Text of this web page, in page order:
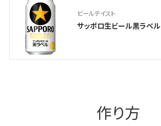
ビールテイスト
サッポロ生ビール黒ラベル
作り方